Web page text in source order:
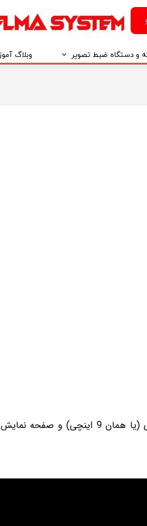
و دستگاه ضبط تصویر وبلاگ
مانیتور فابریک رنو ساندرو دارای اندروید نسخه 8.1 و صفحه نمایش 11 اینچی